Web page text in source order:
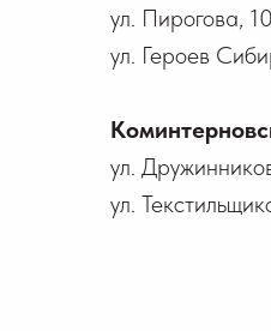
ул. Пирогова, 10
ул. Героев
ул.
ул.